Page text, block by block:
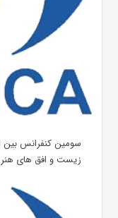
سومین کنفرانس بین
زیست و افق های هنر